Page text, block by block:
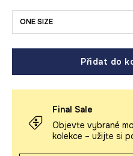
ONE SIZE
Přidat do
Final Sale
Objevte vybrané
kolekce – užijte si